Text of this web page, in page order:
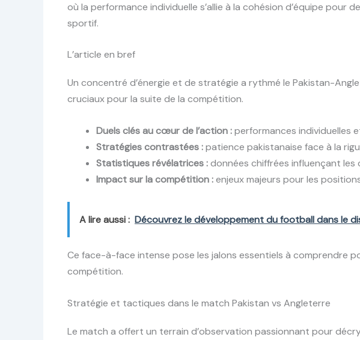
où la performance individuelle s’allie à la cohésion d’équipe pour
sportif.
L’article en bref
Un concentré d’énergie et de stratégie a rythmé le Pakistan-
cruciaux pour la suite de la compétition.
Duels clés au cœur de l’action :performances individuelles
Stratégies contrastées :patience pakistanaise face à la
Statistiques révélatrices :données chiffrées influençant
Impact sur la compétition :enjeux majeurs pour les
A lire aussi : Découvrez le développement du football dans le
Ce face-à-face intense pose les jalons essentiels à comprendre
compétition.
Stratégie et tactiques dans le match Pakistan vs Angleterre
Le match a offert un terrain d’observation passionnant pour